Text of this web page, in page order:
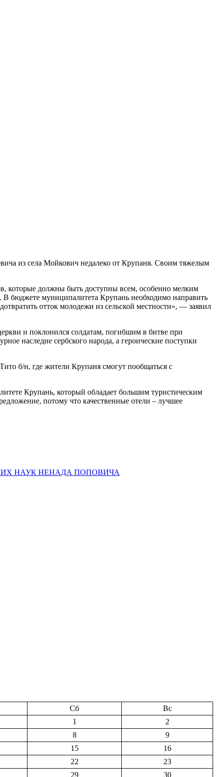
из села Мойкович недалеко от Крупаня. Своим тяжелым
которые должны быть доступны всем, особенно мелким
В бюджете муниципалитета Крупань необходимо направить
отток молодежи из сельской местности», — заявил
и поклонился солдатам, погибшим в битве при
наследие сербского народа, а героические поступки
б/н, где жители Крупаня смогут пообщаться с
Крупань, который обладает большим туристическим
потому что качественные отели – лучшее
НАУК НЕНАДА ПОПОВИЧА
Сб
Вс
1
2
8
9
15
16
22
23
29
30